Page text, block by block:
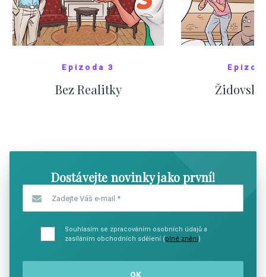
Epizoda 3
Bez Realitky
Dostávejte novinky jako první!
Souhlasím se zpracováním osobních údajů a
zasíláním obchodních sdělení (plné znění)